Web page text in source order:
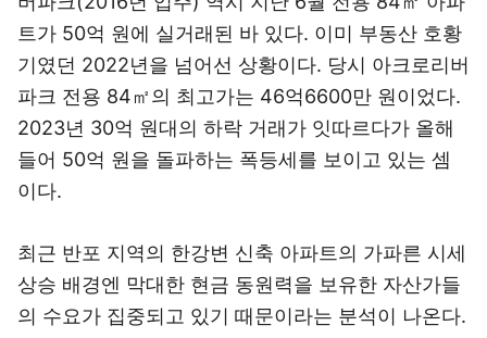
트가 50억 원에 실거래된 바 있다. 이미 부동산 호황
기였던 2022년을 넘어선 상황이다. 당시 아크로리버
파크 전용 84㎡의 최고가는 46억6600만 원이었다.
2023년 30억 원대의 하락 거래가 잇따르다가 올해
들어 50억 원을 돌파하는 폭등세를 보이고 있는 셈
이다.
최근 반포 지역의 한강변 신축 아파트의 가파른 시세
상승 배경엔 막대한 현금 동원력을 보유한 자산가들
의 수요가 집중되고 있기 때문이라는 분석이 나온다.